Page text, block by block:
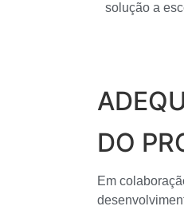
solução a
DO
Em